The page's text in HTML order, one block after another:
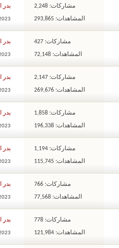
مشاركات: 2,248
المشاهدات: 293,865
بدر
مشاركات: 427
المشاهدات: 72,148
بدر
مشاركات: 2,147
المشاهدات: 269,676
بدر
مشاركات: 1,858
المشاهدات: 196,338
بدر
مشاركات: 1,194
المشاهدات: 115,745
بدر
مشاركات: 766
المشاهدات: 77,568
بدر
مشاركات: 778
المشاهدات: 121,984
بدر